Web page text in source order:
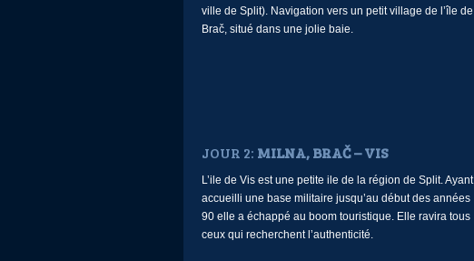
ville de Split). Navigation vers un petit village de l’île de
Brač, situé dans une jolie baie.
JOUR 2: MILNA, BRAČ – VIS
L’ile de Vis est une petite ile de la région de Split. Ayant
accueilli une base militaire jusqu’au début des années
90 elle a échappé au boom touristique. Elle ravira tous
ceux qui recherchent l’authenticité.